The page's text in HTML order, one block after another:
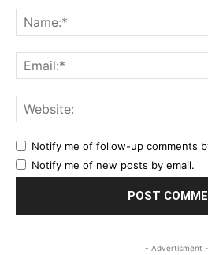
Notify me of follow-up comments
Notify me of new posts by email.
- Advertisment -